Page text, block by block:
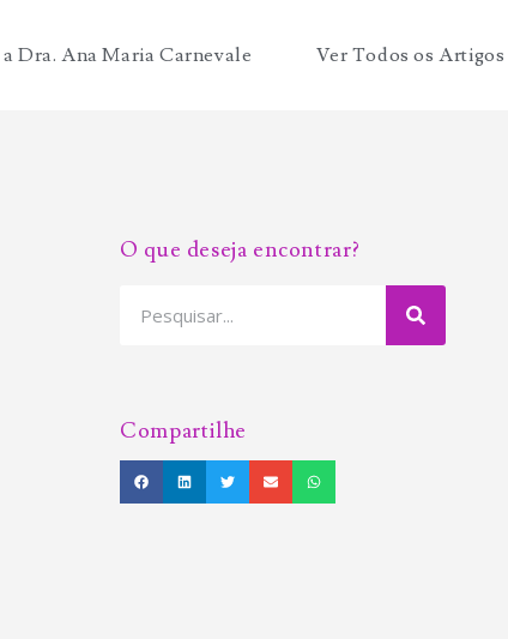
Dra. Ana Maria Carnevale Ver Todos os Artigos
O que deseja encontrar?
Compartilhe